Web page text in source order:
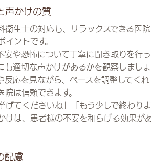
声かけの質
衛生士の対応も、リラックスできる医院
ントです。
安や恐怖について丁寧に聞き取りを行っ
も適切な声かけがあるかを観察しましょ
反応を見ながら、ペースを調整してくれ
は信頼できます。
げてくださいね」「もう少しで終わりま
けは、患者様の不安を和らげる効果が
配慮